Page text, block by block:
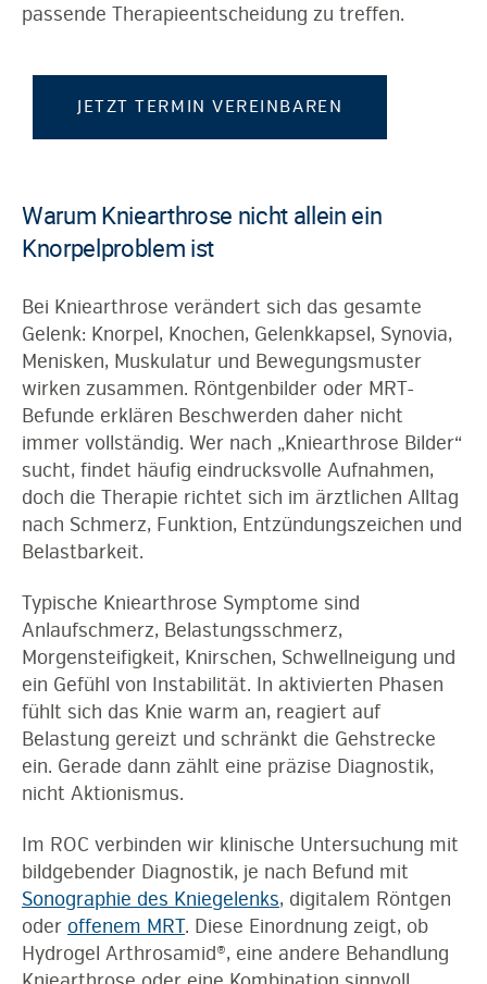
passende Therapieentscheidung zu treffen.
JETZT TERMIN VEREINBAREN
Warum Kniearthrose nicht allein ein
Knorpelproblem ist
Bei Kniearthrose verändert sich das gesamte
Gelenk: Knorpel, Knochen, Gelenkkapsel, Synovia,
Menisken, Muskulatur und Bewegungsmuster
wirken zusammen. Röntgenbilder oder MRT-
Befunde erklären Beschwerden daher nicht
immer vollständig. Wer nach „Kniearthrose Bilder“
sucht, findet häufig eindrucksvolle Aufnahmen,
doch die Therapie richtet sich im ärztlichen Alltag
nach Schmerz, Funktion, Entzündungszeichen und
Belastbarkeit.
Typische Kniearthrose Symptome sind
Anlaufschmerz, Belastungsschmerz,
Morgensteifigkeit, Knirschen, Schwellneigung und
ein Gefühl von Instabilität. In aktivierten Phasen
fühlt sich das Knie warm an, reagiert auf
Belastung gereizt und schränkt die Gehstrecke
ein. Gerade dann zählt eine präzise Diagnostik,
nicht Aktionismus.
Im ROC verbinden wir klinische Untersuchung mit
bildgebender Diagnostik, je nach Befund mit
Sonographie des Kniegelenks, digitalem Röntgen
oder offenem MRT. Diese Einordnung zeigt, ob
Hydrogel Arthrosamid®, eine andere Behandlung